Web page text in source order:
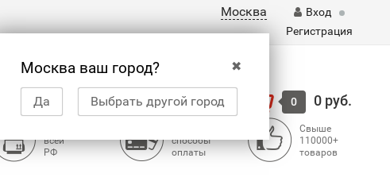
Москва
✖
Москва ваш город?
Да Выбрать другой город
Вход
Регистрация
Корзина 0 0 руб.
всей
РФ
способы
оплаты
Свыше
110000+
товаров